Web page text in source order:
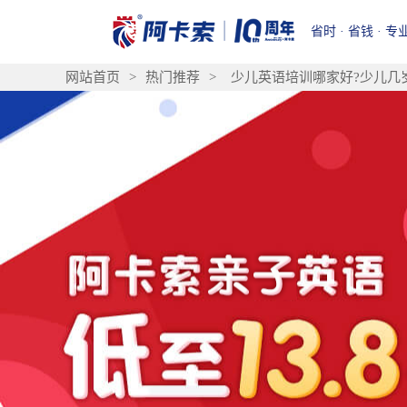
省时 · 省钱 · 专
网站首页 > 热门推荐 > 少儿英语培训哪家好?少儿